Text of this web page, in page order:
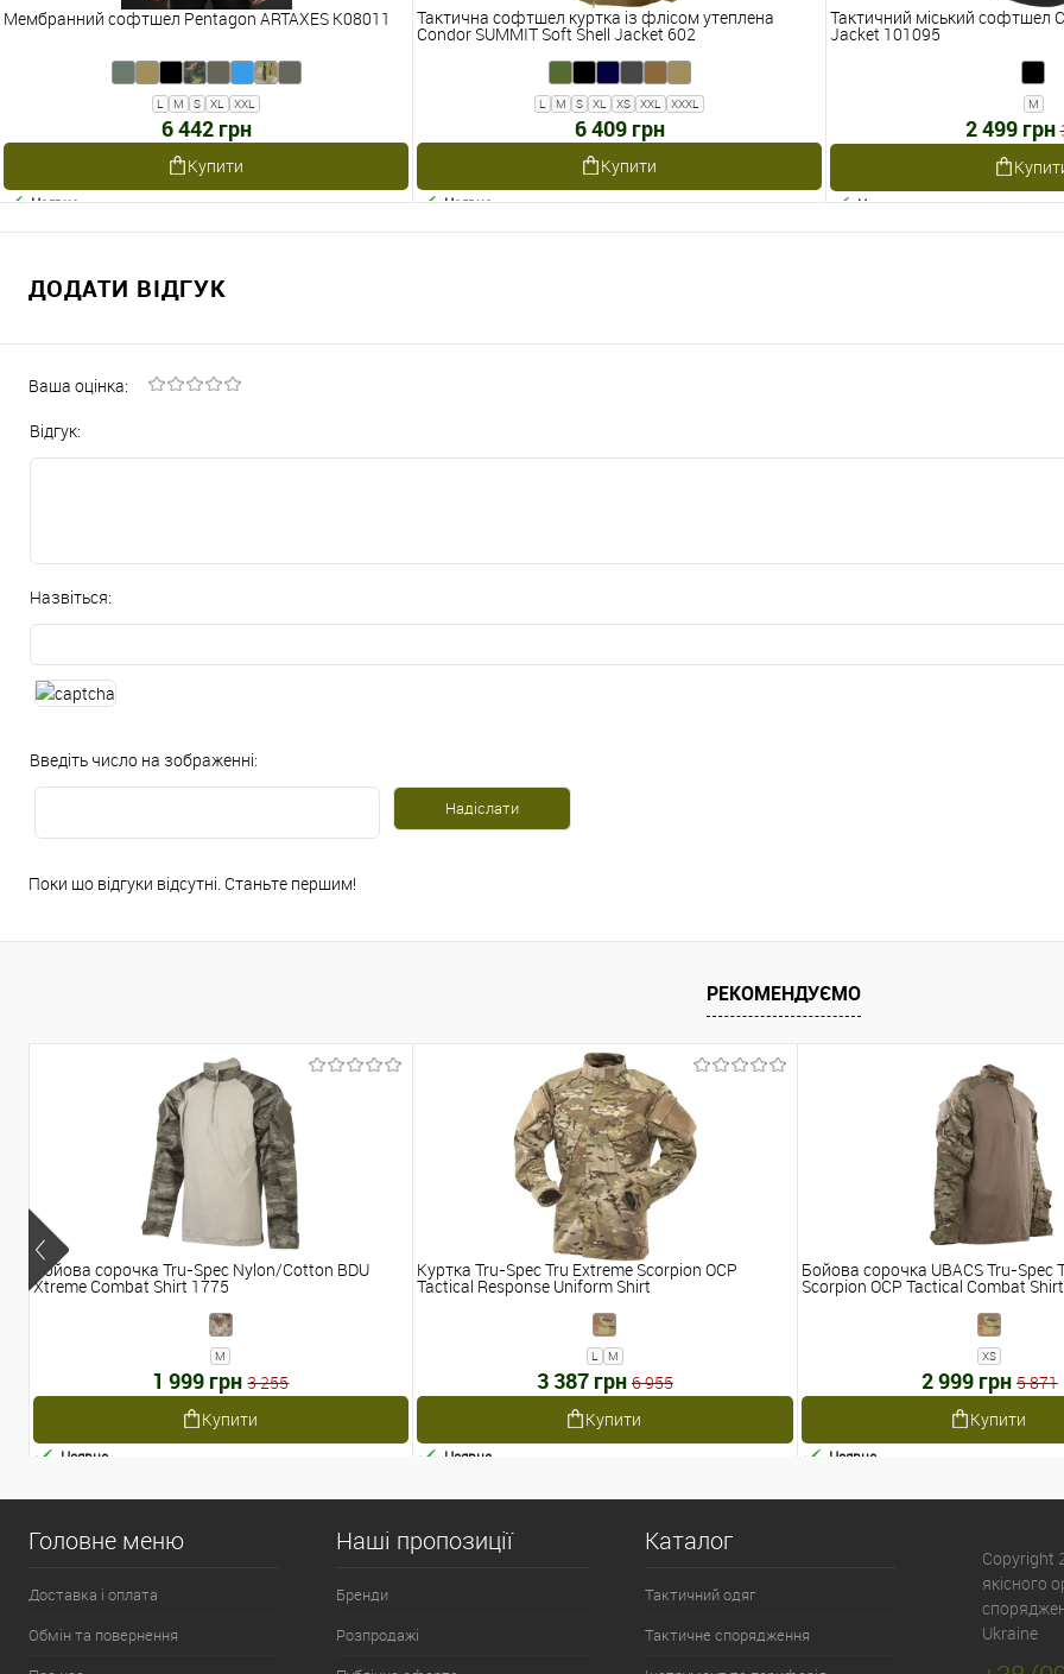
Мембранний софтшел Pentagon ARTAXES K08011
L M S XL XXL
6 442 грн
Купити
Наявне
Тактична софтшел куртка із флісом утеплена
Condor SUMMIT Soft Shell Jacket 602
L M S XL XS XXL XXXL
6 409 грн
Купити
Наявне
Тактичний міський софтшел
Jacket 101095
M
2 499 грн
Наявне
ДОДАТИ ВІДГУК
Ваша оцінка:
Відгук:
Назвіться:
Введіть число на зображенні:
Поки що відгуки відсутні. Станьте першим!
РЕКОМЕНДУЄМО
Бойова сорочка Tru-Spec Nylon/Cotton BDU
Xtreme Combat Shirt 1775
M
1 999 грн 3 255
Купити
Наявне
Куртка Tru-Spec Tru Extreme Scorpion OCP
Tactical Response Uniform Shirt
L M
3 387 грн 6 955
Купити
Наявне
Бойова сорочка UBACS Tru-Spec
Scorpion OCP Tactical Combat Shirt
XS
2 999 грн 5 871
Купити
Наявне
Головне меню
Доставка і оплата
Обмін та повернення
Наші пропозиції
Бренди
Розпродажі
Каталог
Тактичний одяг
Тактичне спорядження
Copyright
якісного
Ukraine